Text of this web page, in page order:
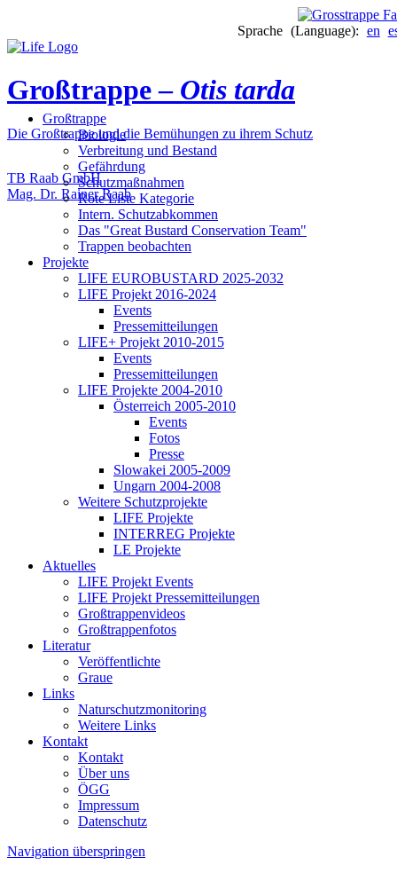
Sprache (Language): en
Großtrappe – Otis tarda
Die Großtrappe und die Bemühungen zu ihrem Schutz
TB Raab GmbH
Mag. Dr. Rainer Raab
Großtrappe
Biologie
Verbreitung und Bestand
Gefährdung
Schutzmaßnahmen
Rote Liste Kategorie
Intern. Schutzabkommen
Das "Great Bustard Conservation Team"
Trappen beobachten
Projekte
LIFE EUROBUSTARD 2025-2032
LIFE Projekt 2016-2024
Events
Pressemitteilungen
LIFE+ Projekt 2010-2015
Events
Pressemitteilungen
LIFE Projekte 2004-2010
Österreich 2005-2010
Events
Fotos
Presse
Slowakei 2005-2009
Ungarn 2004-2008
Weitere Schutzprojekte
LIFE Projekte
INTERREG Projekte
LE Projekte
Aktuelles
LIFE Projekt Events
LIFE Projekt Pressemitteilungen
Großtrappenvideos
Großtrappenfotos
Literatur
Veröffentlichte
Graue
Links
Naturschutzmonitoring
Weitere Links
Kontakt
Kontakt
Über uns
ÖGG
Impressum
Datenschutz
Navigation überspringen